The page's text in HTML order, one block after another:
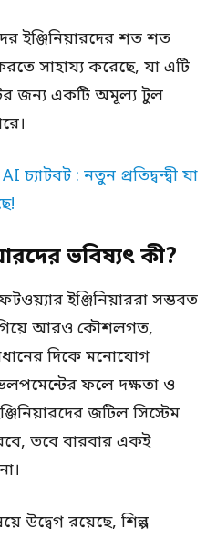
ইঞ্জিনিয়ারদের শত শত
সাহায্য করেছে, যা এটি
জন্য একটি অমূল্য টুল
চ্যাটবট : নতুন প্রতিদ্বন্দ্বী যা
ভবিষ্যৎ কী?
ইঞ্জিনিয়াররা সম্ভবত
আরও কৌশলগত,
দিকে মনোযোগ
ফলে দক্ষতা ও
জটিল সিস্টেম
তবে বারবার একই
উদ্বেগ রয়েছে, শিল্প